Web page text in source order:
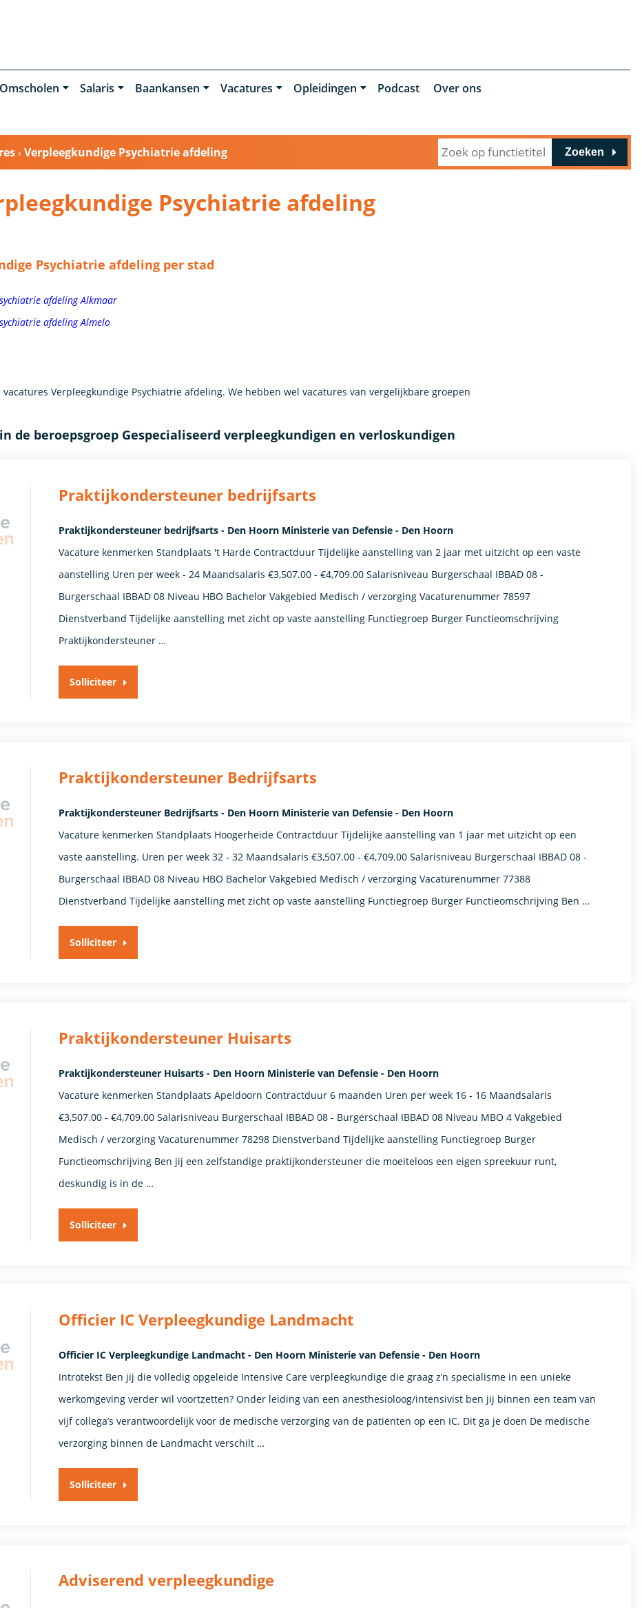
Omscholen Salaris Baankansen Vacatures Opleidingen Podcast
Over ons
›Verpleegkundige Psychiatrie afdeling Zoeken
Psychiatrie afdeling
Psychiatrie afdeling per stad
afdeling Alkmaar
afdeling Almelo
Verpleegkundige Psychiatrie afdeling. We hebben wel vacatures van vergelijkbare groepen
de beroepsgroep Gespecialiseerd verpleegkundigen en verloskundigen
Praktijkondersteuner bedrijfsarts
Praktijkondersteuner bedrijfsarts - Den Hoorn Ministerie van Defensie - Den Hoorn
Vacature kenmerken Standplaats 't Harde Contractduur Tijdelijke aanstelling van 2 jaar met uitzicht op een vaste
aanstelling Uren per week - 24 Maandsalaris €3,507.00 - €4,709.00 Salarisniveau Burgerschaal IBBAD 08 -
Burgerschaal IBBAD 08 Niveau HBO Bachelor Vakgebied Medisch / verzorging Vacaturenummer 78597
Dienstverband Tijdelijke aanstelling met zicht op vaste aanstelling​​ Functiegroep Burger​ Functieomschrijving
Praktijkondersteuner …
Solliciteer
Praktijkondersteuner Bedrijfsarts
Praktijkondersteuner Bedrijfsarts - Den Hoorn Ministerie van Defensie - Den Hoorn
Vacature kenmerken Standplaats Hoogerheide Contractduur Tijdelijke aanstelling van 1 jaar met uitzicht op een
vaste aanstelling. Uren per week 32 - 32 Maandsalaris €3,507.00 - €4,709.00 Salarisniveau Burgerschaal IBBAD 08 -
Burgerschaal IBBAD 08 Niveau HBO Bachelor Vakgebied Medisch / verzorging Vacaturenummer 77388
Dienstverband Tijdelijke aanstelling met zicht op vaste aanstelling​​ Functiegroep Burger​ Functieomschrijving Ben …
Solliciteer
Praktijkondersteuner Huisarts
Praktijkondersteuner Huisarts - Den Hoorn Ministerie van Defensie - Den Hoorn
Vacature kenmerken Standplaats Apeldoorn Contractduur 6 maanden Uren per week 16 - 16 Maandsalaris
€3,507.00 - €4,709.00 Salarisniveau Burgerschaal IBBAD 08 - Burgerschaal IBBAD 08 Niveau MBO 4 Vakgebied
Medisch / verzorging Vacaturenummer 78298 Dienstverband Tijdelijke aanstelling​​ Functiegroep Burger​
Functieomschrijving Ben jij een zelfstandige praktijkondersteuner die moeiteloos een eigen spreekuur runt,
deskundig is in de …
Solliciteer
Officier IC Verpleegkundige Landmacht
Officier IC Verpleegkundige Landmacht - Den Hoorn Ministerie van Defensie - Den Hoorn
Introtekst Ben jij die volledig opgeleide Intensive Care verpleegkundige die graag z’n specialisme in een unieke
werkomgeving verder wil voortzetten? Onder leiding van een anesthesioloog/intensivist ben jij binnen een team van
vijf collega’s verantwoordelijk voor de medische verzorging van de patiënten op een IC. Dit ga je doen De medische
verzorging binnen de Landmacht verschilt …
Solliciteer
Adviserend verpleegkundige